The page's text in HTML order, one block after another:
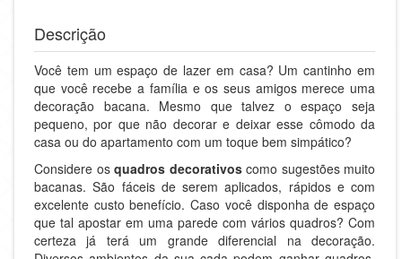
Descrição
Você tem um espaço de lazer em casa? Um cantinho em
que você recebe a família e os seus amigos merece uma
decoração bacana. Mesmo que talvez o espaço seja
pequeno, por que não decorar e deixar esse cômodo da
casa ou do apartamento com um toque bem simpático?
Considere os quadros decorativos como sugestões muito
bacanas. São fáceis de serem aplicados, rápidos e com
excelente custo benefício. Caso você disponha de espaço
que tal apostar em uma parede com vários quadros? Com
certeza já terá um grande diferencial na decoração.